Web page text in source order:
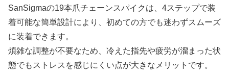
SanSigmaの19本爪チェーンスパイクは、4ステップで装
着可能な簡単設計により、初めての方でも迷わずスムーズ
に装着できます。
煩雑な調整が不要なため、冷えた指先や疲労が溜まった状
態でもストレスを感じにくい点が大きなメリットです。